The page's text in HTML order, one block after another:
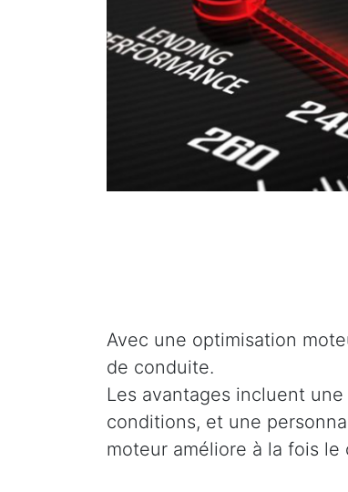
Avec une optimisation
de conduite.
Les avantages incluent
conditions, et une
moteur améliore à la fois